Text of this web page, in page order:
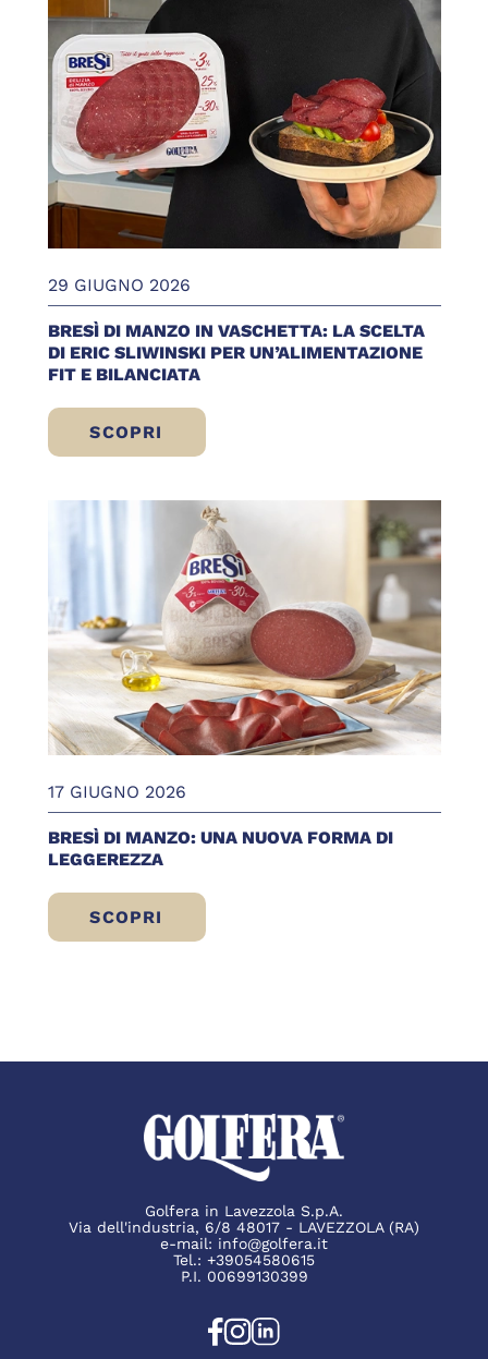
29 GIUGNO 2026
BRESÌ DI MANZO IN VASCHETTA: LA SCELTA
DI ERIC SLIWINSKI PER UN’ALIMENTAZIONE
FIT E BILANCIATA
SCOPRI
BRESÌ DI MANZO IN VASCHETTA: LA
17 GIUGNO 2026
BRESÌ DI MANZO: UNA NUOVA FORMA DI
LEGGEREZZA
SCOPRI
BRESÌ DI MANZO: UNA NUOVA FORMA DI
Golfera in Lavezzola S.p.A.
Via dell'industria, 6/8 48017 - LAVEZZOLA (RA)
e-mail: info@golfera.it
Tel.: +39054580615
P.I. 00699130399